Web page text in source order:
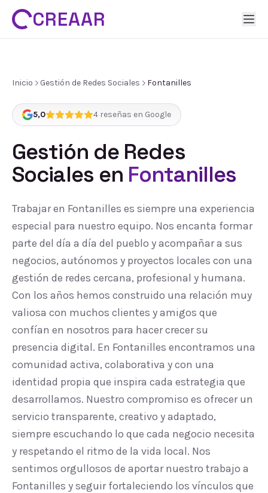
CREAAR
Inicio Gestión de Redes Sociales Fontanilles
5,0 4 reseñas en Google
Gestión de Redes
Sociales en Fontanilles
Trabajar en Fontanilles es siempre una experiencia
especial para nuestro equipo. Nos encanta formar
parte del día a día del pueblo y acompañar a sus
negocios, autónomos y proyectos locales con una
gestión de redes cercana, profesional y humana.
Con los años hemos construido una relación muy
valiosa con muchos clientes y amigos que
confían en nosotros para hacer crecer su
presencia digital. En Fontanilles encontramos una
comunidad activa, colaborativa y con una
identidad propia que inspira cada estrategia que
desarrollamos. Nuestro compromiso es ofrecer un
servicio transparente, creativo y adaptado,
siempre escuchando lo que cada negocio necesita
y respetando el ritmo de la vida local. Nos
sentimos orgullosos de aportar nuestro trabajo a
Fontanilles y seguir fortaleciendo los vínculos que